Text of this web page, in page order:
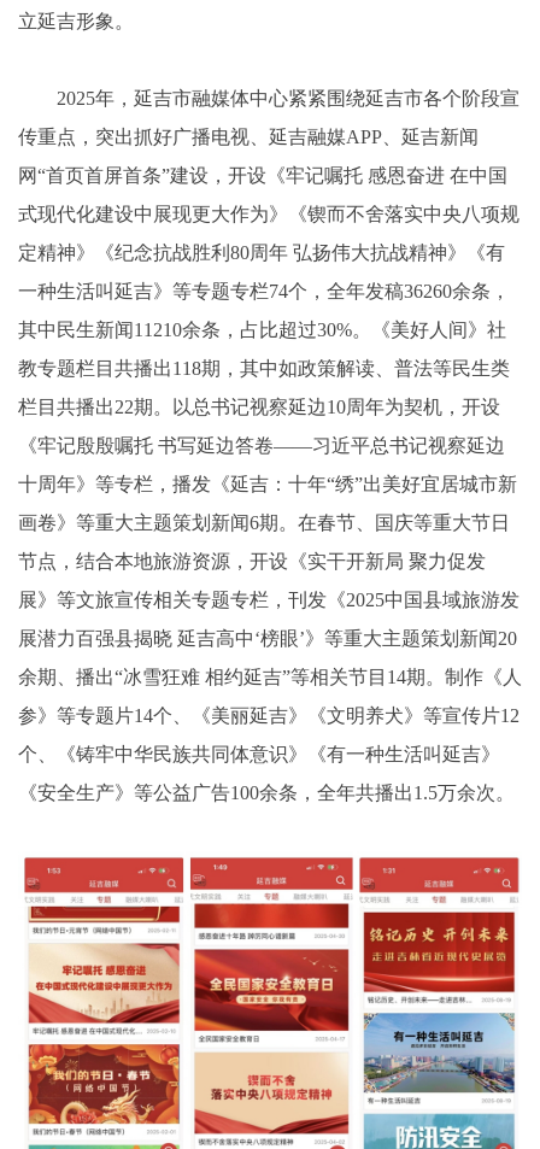
立延吉形象。
2025年，延吉市融媒体中心紧紧围绕延吉市各个阶段宣
传重点，突出抓好广播电视、延吉融媒APP、延吉新闻
网“首页首屏首条”建设，开设《牢记嘱托 感恩奋进 在中国
式现代化建设中展现更大作为》《锲而不舍落实中央八项规
定精神》《纪念抗战胜利80周年 弘扬伟大抗战精神》《有
一种生活叫延吉》等专题专栏74个，全年发稿36260余条，
其中民生新闻11210余条，占比超过30%。《美好人间》社
教专题栏目共播出118期，其中如政策解读、普法等民生类
栏目共播出22期。以总书记视察延边10周年为契机，开设
《牢记殷殷嘱托 书写延边答卷——习近平总书记视察延边
十周年》等专栏，播发《延吉：十年“绣”出美好宜居城市新
画卷》等重大主题策划新闻6期。在春节、国庆等重大节日
节点，结合本地旅游资源，开设《实干开新局 聚力促发
展》等文旅宣传相关专题专栏，刊发《2025中国县域旅游发
展潜力百强县揭晓 延吉高中‘榜眼’》等重大主题策划新闻20
余期、播出“冰雪狂难 相约延吉”等相关节目14期。制作《人
参》等专题片14个、《美丽延吉》《文明养犬》等宣传片12
个、《铸牢中华民族共同体意识》《有一种生活叫延吉》
《安全生产》等公益广告100余条，全年共播出1.5万余次。